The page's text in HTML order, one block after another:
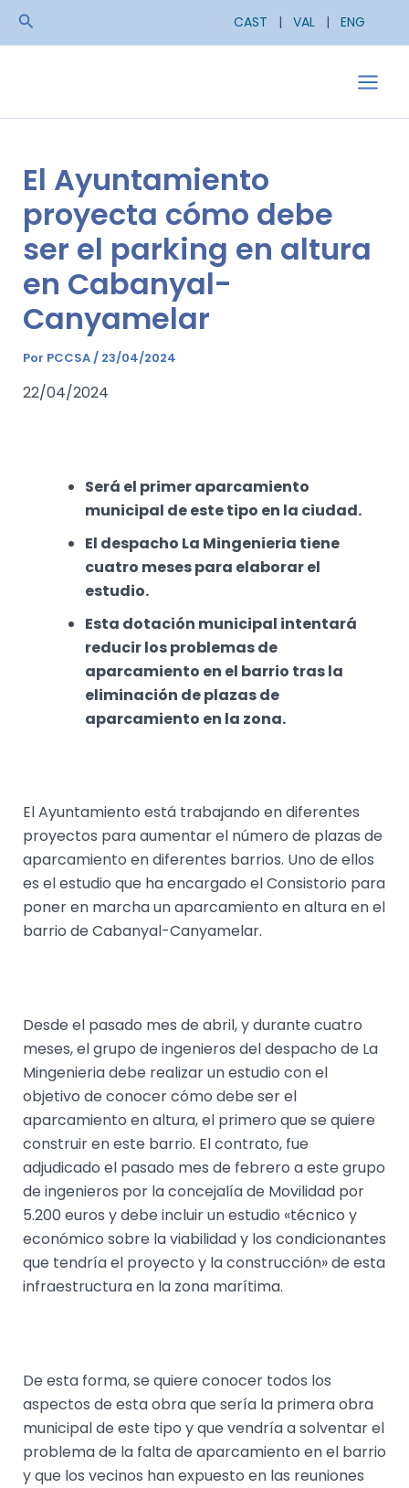
Buscar CAST | VAL | ENG
Main
El Ayuntamiento
proyecta cómo debe
ser el parking en altura
en Cabanyal-
Canyamelar
Por PCCSA/ 23/04/2024
22/04/2024
Será el primer aparcamiento
municipal de este tipo en la ciudad.
El despacho La Mingenieria tiene
cuatro meses para elaborar el
estudio.
Esta dotación municipal intentará
reducir los problemas de
aparcamiento en el barrio tras la
eliminación de plazas de
aparcamiento en la zona.
El Ayuntamiento está trabajando en diferentes
proyectos para aumentar el número de plazas de
aparcamiento en diferentes barrios. Uno de ellos
es el estudio que ha encargado el Consistorio para
poner en marcha un aparcamiento en altura en el
barrio de Cabanyal-Canyamelar.
Desde el pasado mes de abril, y durante cuatro
meses, el grupo de ingenieros del despacho de La
Mingenieria debe realizar un estudio con el
objetivo de conocer cómo debe ser el
aparcamiento en altura, el primero que se quiere
construir en este barrio. El contrato, fue
adjudicado el pasado mes de febrero a este grupo
de ingenieros por la concejalía de Movilidad por
5.200 euros y debe incluir un estudio «técnico y
económico sobre la viabilidad y los condicionantes
que tendría el proyecto y la construcción» de esta
infraestructura en la zona marítima.
De esta forma, se quiere conocer todos los
aspectos de esta obra que sería la primera obra
municipal de este tipo y que vendría a solventar el
problema de la falta de aparcamiento en el barrio
y que los vecinos han expuesto en las reuniones